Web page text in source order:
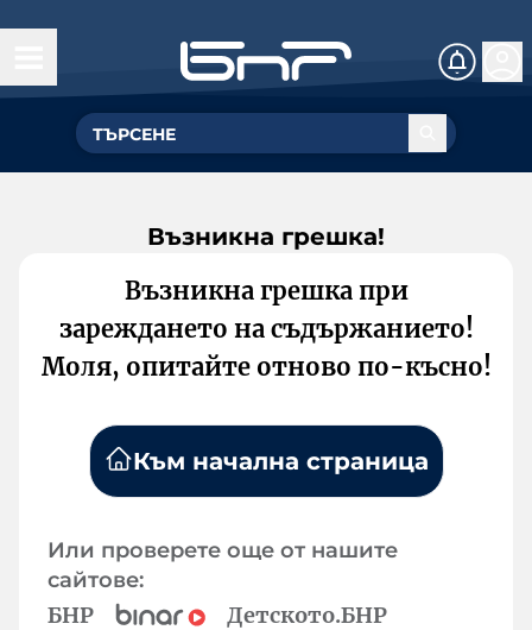
Възникна грешка!
Възникна грешка при
зареждането на съдържанието!
Моля, опитайте отново по-късно!
Към начална страница
Или проверете още от нашите
сайтове:
БНР
Детското.БНР